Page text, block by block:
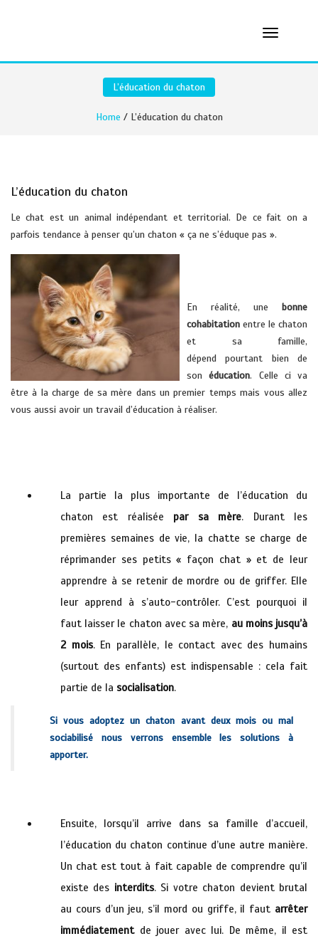
L’éducation du chaton
Home / L’éducation du chaton
L’éducation du chaton
Le chat est un animal indépendant et territorial. De ce fait on a
parfois tendance à penser qu’un chaton « ça ne s’éduque pas ».
En réalité, une bonne
cohabitation entre le chaton
et sa famille,
dépend pourtant bien de
sonéducation. Celle ci va
être à la charge de sa mère dans un premier temps mais vous allez
vous aussi avoir un travail d’éducation à réaliser.
La partie la plus importante de l’éducation du
chaton est réalisée par sa mère. Durant les
premières semaines de vie, la chatte se charge de
réprimander ses petits « façon chat » et de leur
apprendre à se retenir de mordre ou de griffer. Elle
leur apprend à s’auto-contrôler. C’est pourquoi il
faut laisser le chaton avec sa mère, au moins jusqu’à
2 mois. En parallèle, le contact avec des humains
(surtout des enfants) est indispensable : cela fait
partie de la socialisation.
Si vous adoptez un chaton avant deux mois ou mal
sociabilisé nous verrons ensemble les solutions à
apporter.
Ensuite, lorsqu’il arrive dans sa famille d’accueil,
l’éducation du chaton continue d’une autre manière.
Un chat est tout à fait capable de comprendre qu’il
existe des interdits. Si votre chaton devient brutal
au cours d’un jeu, s’il mord ou griffe, il faut arrêter
immédiatementde jouer avec lui. De même, il est